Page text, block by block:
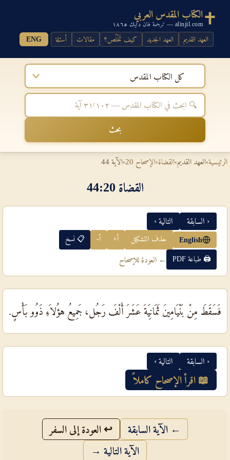
الكتاب المقدس العربي
alinjil.com — ترجمة فان دايك ١٨٦٥
العهد القديم العهد الجديد كيف تَخْلُص؟ مقالات أسئلة ENG
كل الكتاب المقدس
بحث
الرئيسية›العهد القديم›القضاة›الإصحاح 20 ›الآية 44
القضاة 20‏:‏44
‹ السابقة التالية ›
English حذف التشكيل أ+ أ- 📋 نسخ
🖨 طباعة PDF ← العودة للإصحاح
فَسَقَطَ مِنْ بَنْيَامِينَ ثَمَانِيَةَ عَشَرَ أَلْفَ رَجُل، جَمِيعُ هؤُلاَءِ ذَوُو بَأْسٍ.
‹ السابقة التالية ›
📖 اقرأ الإصحاح كاملاً
← الآية السابقة
↩ العودة إلى السفر
الآية التالية →